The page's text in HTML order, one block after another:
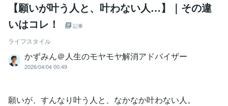
【願いが叶う人と、叶わない人…】｜その違
いはコレ！
記事
ライフスタイル
かずみん＠人生のモヤモヤ解消アドバイザー
2026/04/04 00:49
願いが、すんなり叶う人と、なかなか叶わない人。